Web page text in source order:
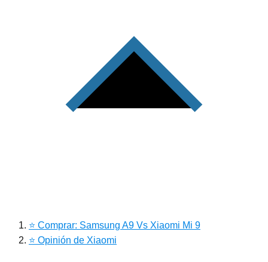
⭐ Comprar: Samsung A9 Vs Xiaomi Mi 9
⭐ Opinión de Xiaomi